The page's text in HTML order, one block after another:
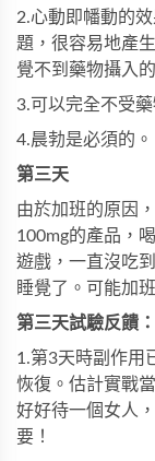
2.心動即幡動的
題，很容易地產
覺不到藥物攝入
3.可以完全不受
4.晨勃是必須的。
第三天
由於加班的原因
100mg的產品，
遊戲，一直沒吃
睡覺了。可能加
第三天試驗反饋：
1.第3天時副作用
恢復。估計實戰
好好待一個女人
要！